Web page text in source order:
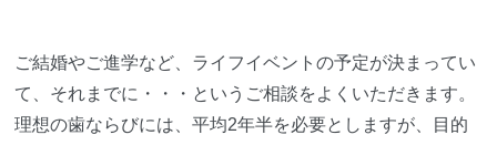
ご結婚やご進学など、ライフイベントの予定が決まってい
て、それまでに・・・というご相談をよくいただきます。
理想の歯ならびには、平均2年半を必要としますが、目的